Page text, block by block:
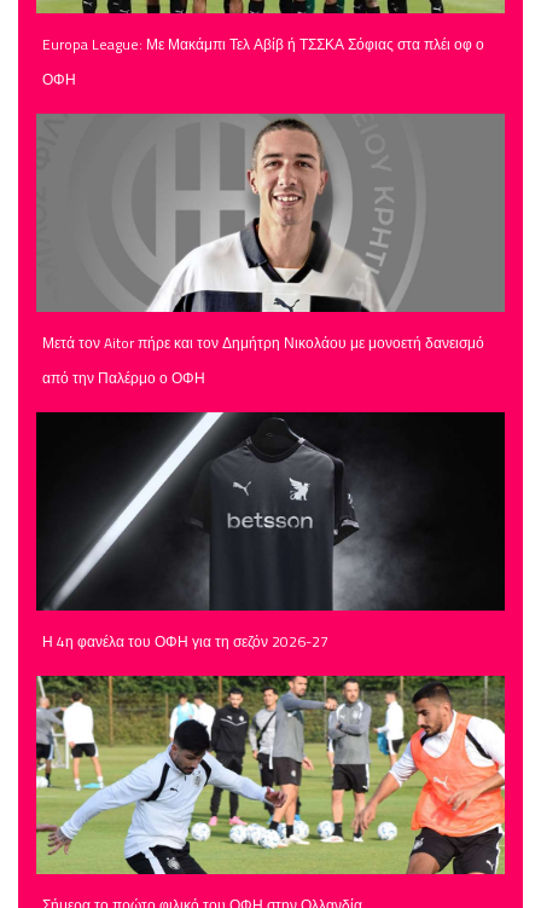
Europa League: Με Μακάμπι Τελ Αβίβ ή ΤΣΣΚΑ Σόφιας στα πλέι οφ ο
ΟΦΗ
Μετά τον Aitor πήρε και τον Δημήτρη Νικολάου με μονοετή δανεισμό
από την Παλέρμο ο ΟΦΗ
Η 4η φανέλα του ΟΦΗ για τη σεζόν 2026-27